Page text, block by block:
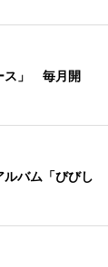
ス」 毎月開
バム「びびし